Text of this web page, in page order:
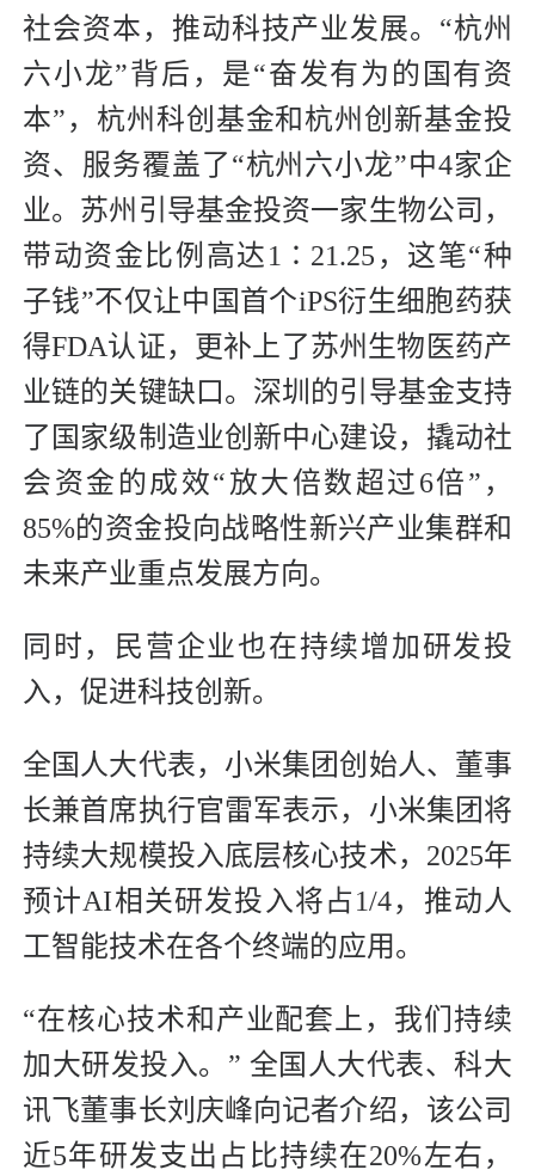
社会资本，推动科技产业发展。“杭州
六小龙”背后，是“奋发有为的国有资
本”，杭州科创基金和杭州创新基金投
资、服务覆盖了“杭州六小龙”中4家企
业。苏州引导基金投资一家生物公司，
带动资金比例高达1∶21.25，这笔“种
子钱”不仅让中国首个iPS衍生细胞药获
得FDA认证，更补上了苏州生物医药产
业链的关键缺口。深圳的引导基金支持
了国家级制造业创新中心建设，撬动社
会资金的成效“放大倍数超过6倍”，
85%的资金投向战略性新兴产业集群和
未来产业重点发展方向。
同时，民营企业也在持续增加研发投
入，促进科技创新。
全国人大代表，小米集团创始人、董事
长兼首席执行官雷军表示，小米集团将
持续大规模投入底层核心技术，2025年
预计AI相关研发投入将占1/4，推动人
工智能技术在各个终端的应用。
“在核心技术和产业配套上，我们持续
加大研发投入。” 全国人大代表、科大
讯飞董事长刘庆峰向记者介绍，该公司
近5年研发支出占比持续在20%左右，